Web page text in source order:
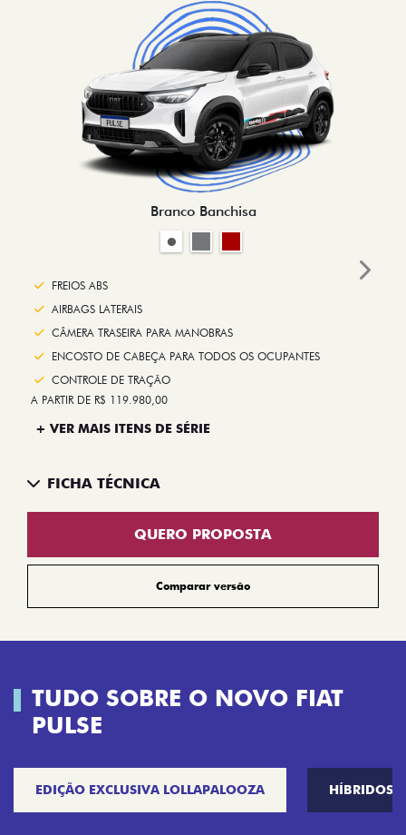
Branco Banchisa
FREIOS ABS
AIRBAGS LATERAIS
CÂMERA TRASEIRA PARA MANOBRAS
ENCOSTO DE CABEÇA PARA TODOS OS OCUPANTES
CONTROLE DE TRAÇÃO
A PARTIR DE R$ 119.980,00
+ VER MAIS ITENS DE SÉRIE
FICHA TÉCNICA
QUERO PROPOSTA
Comparar versão
Next
TUDO SOBRE O NOVO FIAT
PULSE
EDIÇÃO EXCLUSIVA LOLLAPALOOZA HÍBRIDOS